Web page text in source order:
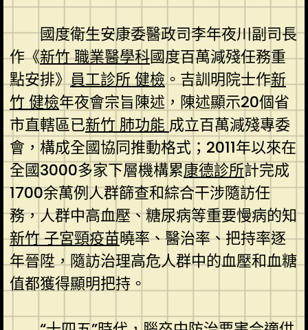
國度衛生安康委醫政司李年夜川副司長
作《新竹 職業醫學科國度百萬減殘任務重
點安排》員工診所 健檢。吉訓明院士作新
竹 健檢年夜會宗旨陳述，陳述顯示20個省
市直轄區已新竹 肺功能 成立百萬減殘專委
會，構成全國協同推動格式；2011年以來在
全國3000多家下層機構累康德診所計完成
1700余萬例人群篩查和綜合干涉隨訪任
務，人群中高血壓、糖尿病等重要慢病的知
新竹 子宮頸疫苗曉率、醫治率、把持率逐
年晉陞，隨訪治理高危人群中的血壓和血糖
值都獲得顯明把持。